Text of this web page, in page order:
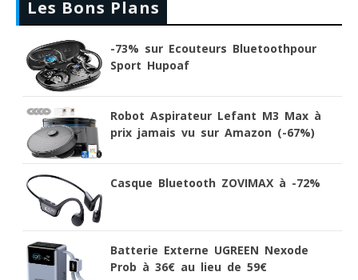
Les Bons Plans
-73% sur Ecouteurs Bluetoothpour
Sport Hupoaf
Robot Aspirateur Lefant M3 Max à
prix jamais vu sur Amazon (-67%)
Casque Bluetooth ZOVIMAX à -72%
Batterie Externe UGREEN Nexode
Prob à 36€ au lieu de 59€